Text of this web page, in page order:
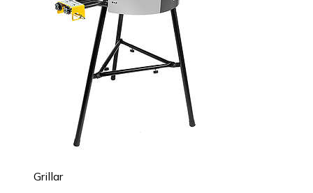
Grillar